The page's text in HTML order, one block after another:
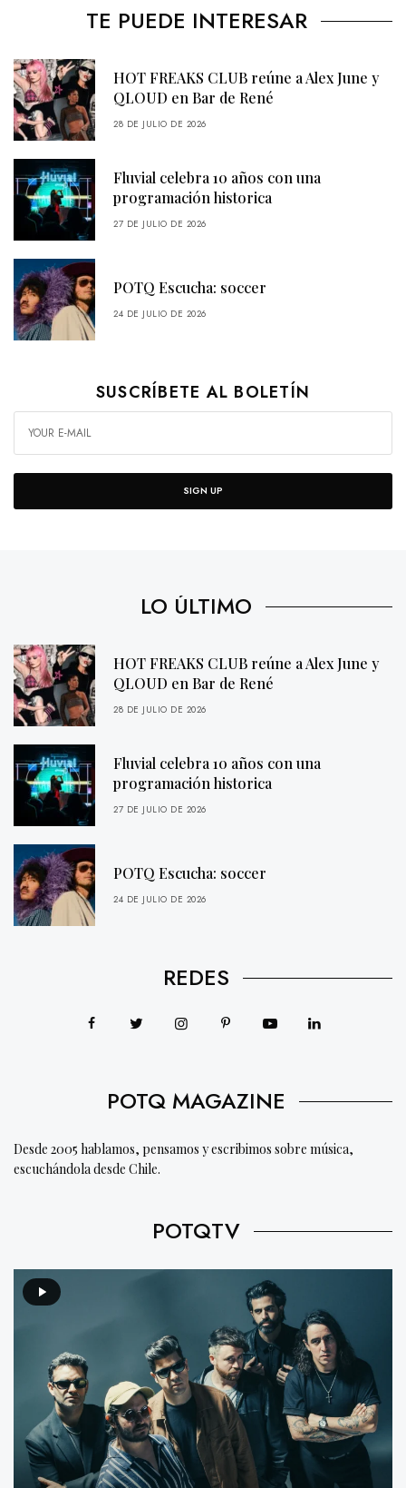
TE PUEDE INTERESAR
HOT FREAKS CLUB reúne a Alex June y
QLOUD en Bar de René
28 DE JULIO DE 2026
Fluvial celebra 10 años con una
programación historica
27 DE JULIO DE 2026
POTQ Escucha: soccer
24 DE JULIO DE 2026
SUSCRÍBETE AL BOLETÍN
SIGN UP
LO ÚLTIMO
HOT FREAKS CLUB reúne a Alex June y
QLOUD en Bar de René
28 DE JULIO DE 2026
Fluvial celebra 10 años con una
programación historica
27 DE JULIO DE 2026
POTQ Escucha: soccer
24 DE JULIO DE 2026
REDES
POTQ MAGAZINE
Desde 2005 hablamos, pensamos y escribimos sobre música,
escuchándola desde Chile.
POTQTV